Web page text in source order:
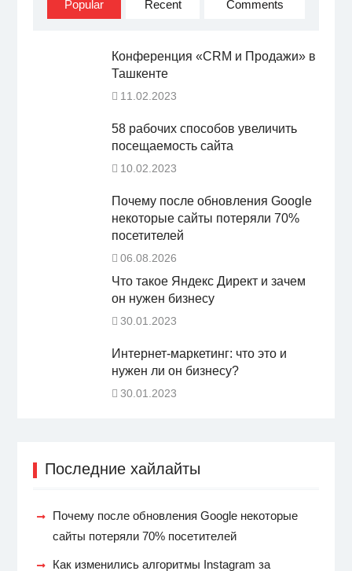
Popular Recent Comments
Конференция «CRM и Продажи» в
Ташкенте
11.02.2023
58 рабочих способов увеличить
посещаемость сайта
10.02.2023
Почему после обновления Google
некоторые сайты потеряли 70%
посетителей
06.08.2026
Что такое Яндекс Директ и зачем
он нужен бизнесу
30.01.2023
Интернет-маркетинг: что это и
нужен ли он бизнесу?
30.01.2023
Последние хайлайты
Почему после обновления Google некоторые
сайты потеряли 70% посетителей
Как изменились алгоритмы Instagram за